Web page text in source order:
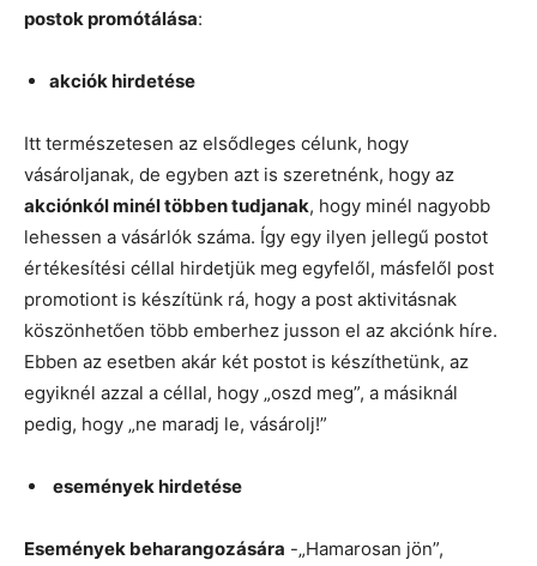
postok promótálása:
akciók hirdetése
Itt természetesen az elsődleges célunk, hogy
vásároljanak, de egyben azt is szeretnénk, hogy az
akciónkól minél többen tudjanak, hogy minél nagyobb
lehessen a vásárlók száma. Így egy ilyen jellegű postot
értékesítési céllal hirdetjük meg egyfelől, másfelől post
promotiont is készítünk rá, hogy a post aktivitásnak
köszönhetően több emberhez jusson el az akciónk híre.
Ebben az esetben akár két postot is készíthetünk, az
egyiknél azzal a céllal, hogy „oszd meg”, a másiknál
pedig, hogy „ne maradj le, vásárolj!”
események hirdetése
Események beharangozására -„Hamarosan jön”,